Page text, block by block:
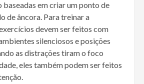
baseadas em criar um ponto de
de âncora. Para treinar a
devem ser feitos com
silenciosos e posições
as distrações tiram o foco
eles também podem ser feitos